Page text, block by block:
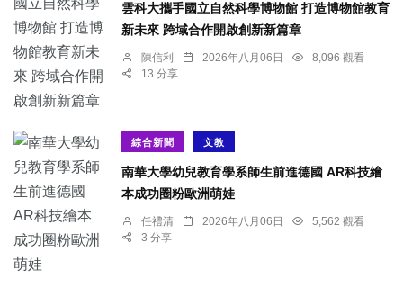
雲科大攜手國立自然科學博物館 打造博物館教育
新未來 跨域合作開啟創新新篇章
陳信利 2026年八月06日
8,096 觀看
13 分享
綜合新聞 文教
南華大學幼兒教育學系師生前進德國 AR科技繪
本成功圈粉歐洲萌娃
任禮清 2026年八月06日
5,562 觀看
3 分享